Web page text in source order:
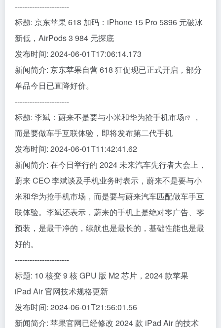
----------------------
标题: 京东苹果 618 加码：iPhone 15 Pro 5896 元破冰
新低，AirPods 3 984 元探底
发布时间: 2024-06-01T17:06:14.173
新闻简介: 京东苹果自营 618 狂促现已正式开启，部分
单品今日已直降好价。
----------------------
标题: 李斌：蔚来不是要与小米和华为抢手机市场
，
而是要做车手互联体验，即将发布第二代手机
发布时间: 2024-06-01T11:42:41.62
新闻简介: 在今日举行的 2024 未来汽车先行者大会上，
蔚来 CEO 李斌谈及手机业务时表示，蔚来不是要与小
米和华为抢手机市场，而是要与蔚来汽车匹配做车手互
联体验。李斌还表示，蔚来的手机上是绝对零广告、零
预装，是最干净的，续航也是最长的，基础性能也是最
好的。
----------------------
标题: 10 核变 9 核 GPU 版 M2 芯片，2024 款苹果
iPad Air 官网技术规格更新
发布时间: 2024-06-01T21:56:01.56
新闻简介: 苹果官网已经修改 2024 款 iPad Air 的技术